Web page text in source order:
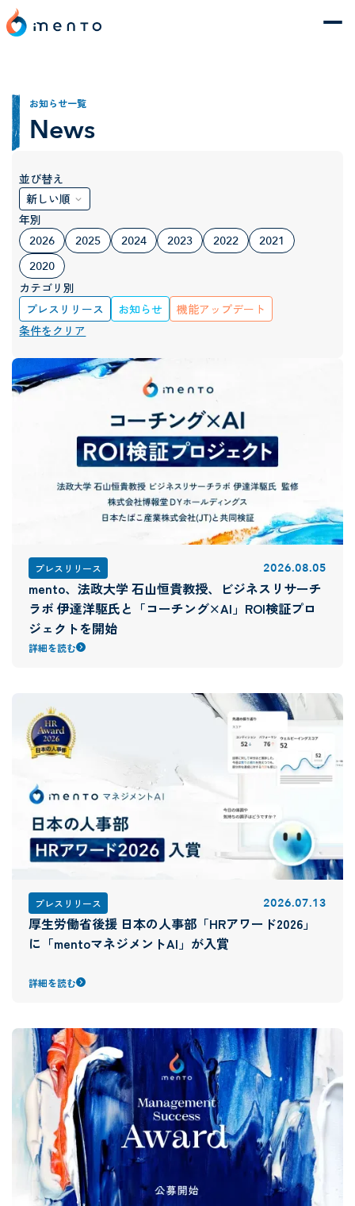
お知らせ一覧
News
並び替え
年別
2026 2025 2024 2023 2022
2021
2020
カテゴリ別
プレスリリース
お知らせ
機能アップデート
条件をクリア
プレスリリース 2026.08.05
mento、法政大学 石山恒貴教授、ビジネスリサーチ
ラボ 伊達洋駆氏と「コーチング×AI」ROI検証プロ
ジェクトを開始
詳細を読む
プレスリリース 2026.07.13
厚生労働省後援 日本の人事部「HRアワード2026」
に「mentoマネジメントAI」が入賞
詳細を読む